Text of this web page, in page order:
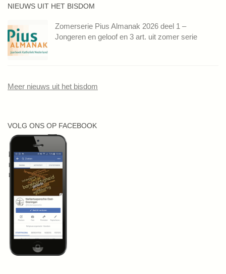
NIEUWS UIT HET BISDOM
Zomerserie Pius Almanak 2026 deel 1 –
Jongeren en geloof en 3 art. uit zomer serie
Meer nieuws uit het bisdom
VOLG ONS OP FACEBOOK